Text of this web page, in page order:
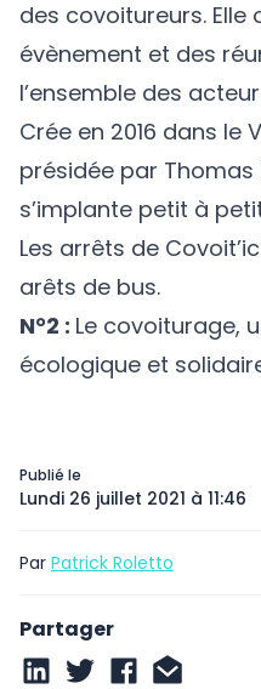
Publié le
Lundi 26 juillet 2021 à 11:46
Par Patrick Roletto
Partager
des covoitureurs. Elle
évènement et des
l’ensemble des
Crée en 2016 dans le
présidée par Thomas
s’implante petit à
Les arrêts de
arêts de bus.
N°2 : Le covoiturage,
écologique et